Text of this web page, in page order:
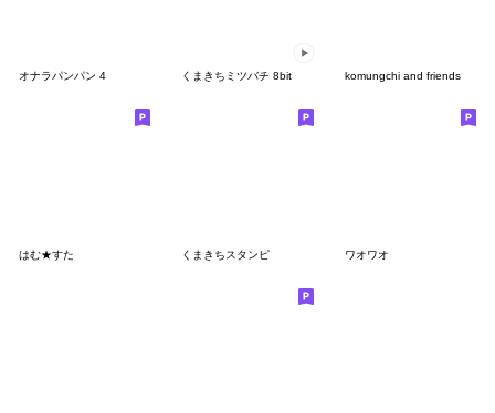
オナラパンパン 4 くまきちミツバチ 8bit komungchi and friends
はむ★すた くまきちスタンピ ワオワオ